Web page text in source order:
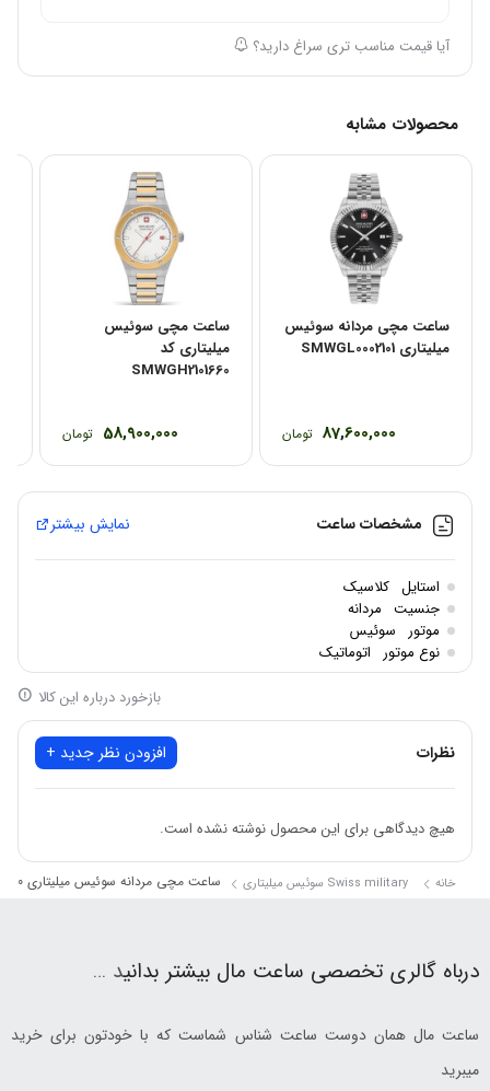
آیا قیمت مناسب تری سراغ دارید؟
محصولات مشابه
ساعت مچی مردانه سوئیس
میلیتاری SMWGL0002101
87,600,000 تومان
ساعت مچی سوئیس
میلیتاری کد
SMWGH2101660
58,900,000 تومان
مشخصات ساعت نمایش بیشتر
استایل کلاسیک
جنسیت مردانه
موتور
سوئیس
نوع موتور
اتوماتیک
بازخورد درباره این کالا
نظرات افزودن نظر جدید +
هیچ دیدگاهی برای این محصول نوشته نشده است.
خانه Swiss military سوئیس میلیتاری ساعت مچی مردانه سوئیس میلیتاری SMWGL0002110
درباه گالری تخصصی ساعت مال بیشتر بدانید …
ساعت مال همان دوست ساعت شناس شماست که با خودتون برای خرید
میبرید